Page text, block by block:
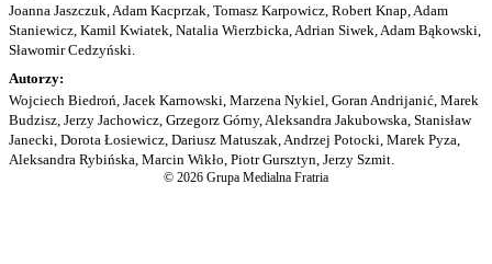
Joanna Jaszczuk, Adam Kacprzak, Tomasz Karpowicz, Robert Knap, Adam
Staniewicz, Kamil Kwiatek, Natalia Wierzbicka, Adrian Siwek, Adam Bąkowski,
Sławomir Cedzyński.
Autorzy:
Wojciech Biedroń, Jacek Karnowski, Marzena Nykiel, Goran Andrijanić, Marek
Budzisz, Jerzy Jachowicz, Grzegorz Górny, Aleksandra Jakubowska, Stanisław
Janecki, Dorota Łosiewicz, Dariusz Matuszak, Andrzej Potocki, Marek Pyza,
Aleksandra Rybińska, Marcin Wikło, Piotr Gursztyn, Jerzy Szmit.
© 2026 Grupa Medialna Fratria